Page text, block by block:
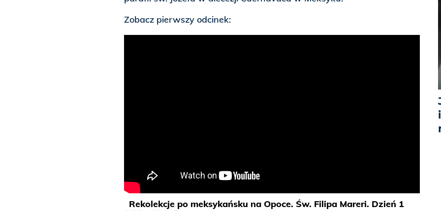
Zobacz pierwszy odcinek:
Rekolekcje po meksykańsku na Opoce. Św. Filipa Mareri. Dzień 1